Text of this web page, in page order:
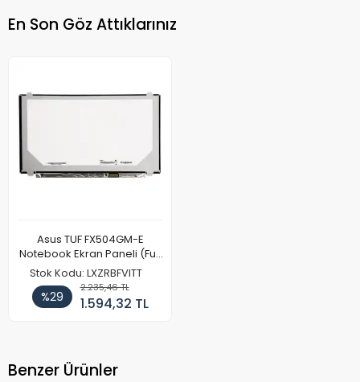
En Son Göz Attıklarınız
Asus TUF FX504GM-E
Notebook Ekran Paneli (Full
HD)
Stok Kodu: LXZRBFVITT
%29
2.235,46 TL
1.594,32 TL
Benzer Ürünler